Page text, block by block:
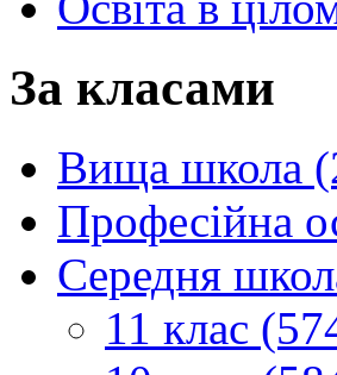
За класами
Вища школа
Професійна
Середня
11 клас